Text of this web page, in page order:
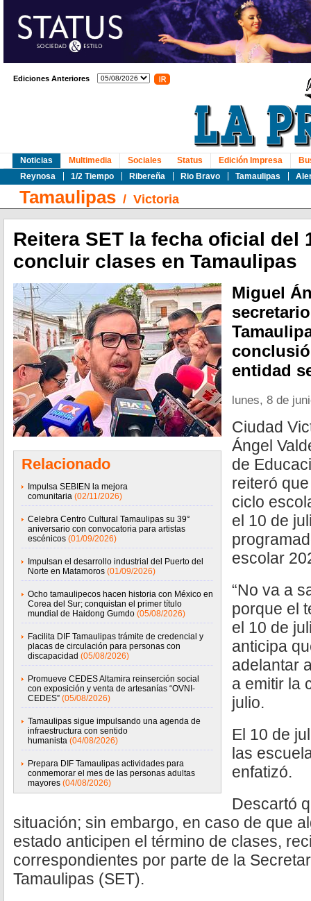
Ediciones Anteriores
Noticias
Reynosa
1/2 Tiempo Ribereña Rio Bravo Tamaulipas
Multimedia Sociales Status Edición Impresa
Tamaulipas / Victoria
Reitera SET la fecha oficial del
concluir clases en Tamaulipas
Relacionado
Impulsa SEBIEN la mejora
comunitaria (02/11/2026)
Celebra Centro Cultural Tamaulipas su 39°
aniversario con convocatoria para artistas
escénicos (01/09/2026)
Impulsan el desarrollo industrial del Puerto del
Norte en Matamoros (01/09/2026)
Ocho tamaulipecos hacen historia con México en
Corea del Sur; conquistan el primer título
mundial de Haidong Gumdo (05/08/2026)
Facilita DIF Tamaulipas trámite de credencial y
placas de circulación para personas con
discapacidad (05/08/2026)
Promueve CEDES Altamira reinserción social
con exposición y venta de artesanías “OVNI-
CEDES” (05/08/2026)
Tamaulipas sigue impulsando una agenda de
infraestructura con sentido
humanista (04/08/2026)
Prepara DIF Tamaulipas actividades para
conmemorar el mes de las personas adultas
mayores (04/08/2026)
Miguel
entidad
lunes, 8 de
Ciudad
Ángel
de
reiteró
ciclo
el 10 de
escolar
“No va a
porque el
el 10 de
anticipa
adelantar
a emitir la
julio.
El 10 de
las
enfatizó.
Descartó
situación; sin embargo, en caso de que
estado anticipen el término de clases,
correspondientes por parte de la
Tamaulipas (SET).